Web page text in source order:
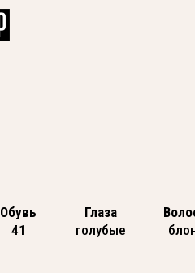
Обувь
41
Глаза
голубые